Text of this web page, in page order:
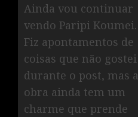
Ainda vou continuar
vendo Paripi Koumei.
Fiz apontamentos de
coisas que não gostei
durante o post, mas a
obra ainda tem um
charme que prende